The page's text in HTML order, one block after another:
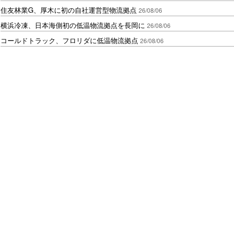
住友林業G、厚木に初の自社運営型物流拠点 26/08/06
横浜冷凍、日本海側初の低温物流拠点を長岡に 26/08/06
コールドトラック、フロリダに低温物流拠点 26/08/06